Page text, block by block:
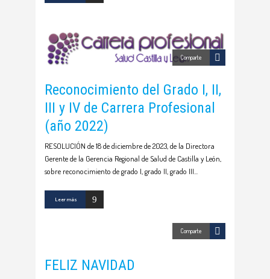
Comparte
Reconocimiento del Grado I, II,
III y IV de Carrera Profesional
(año 2022)
RESOLUCIÓN de 18 de diciembre de 2023, de la Directora
Gerente de la Gerencia Regional de Salud de Castilla y León,
sobre reconocimiento de grado I, grado II, grado III
Leer más
Comparte
FELIZ NAVIDAD